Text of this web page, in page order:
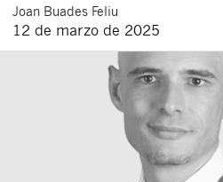
Joan Buades Feliu
12 de marzo de 2025